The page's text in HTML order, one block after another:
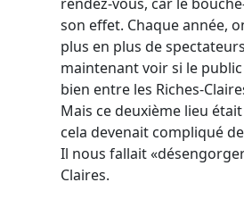
son effet. Chaque année,
plus en plus de
maintenant voir si le
bien entre les Riches-
Mais ce deuxième lieu
cela devenait compliqué
Il nous fallait
Claires.